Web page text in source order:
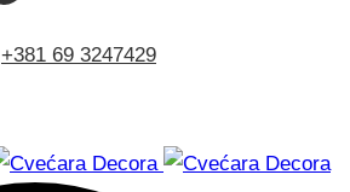
+381 69 3247429